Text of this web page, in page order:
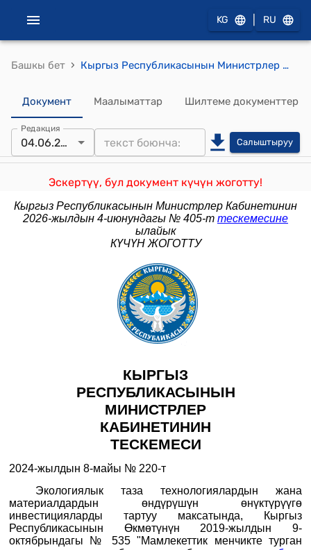
KG RU
Башкы бет › Кыргыз Республикасынын Министрлер Кабинетинин 2024-жылдын 8-майындагы № 220-т (Жер участогун өткөрүп берүү тууралуу) тескемеси
Документ Маалыматтар Шилтеме документтер
Редакция
04.06.2026 Салыштыруу
Эскертүү, бул документ күчүн жоготту!